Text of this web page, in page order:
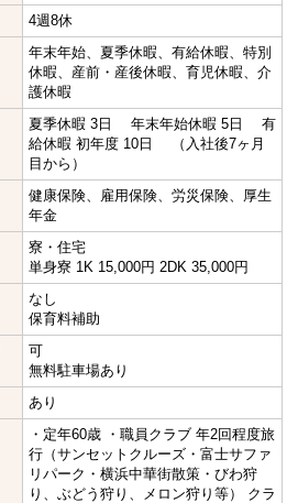
4週8休
年末年始、夏季休暇、有給休暇、特別
休暇、産前・産後休暇、育児休暇、介
護休暇
夏季休暇 3日 年末年始休暇 5日 有
給休暇 初年度 10日 （入社後7ヶ月
目から）
健康保険、雇用保険、労災保険、厚生
年金
寮・住宅
単身寮 1K 15,000円 2DK 35,000円
なし
保育料補助
可
無料駐車場あり
あり
・定年60歳 ・職員クラブ 年2回程度旅
行（サンセットクルーズ・富士サファ
リパーク・横浜中華街散策・びわ狩
り、ぶどう狩り、メロン狩り等） クラ